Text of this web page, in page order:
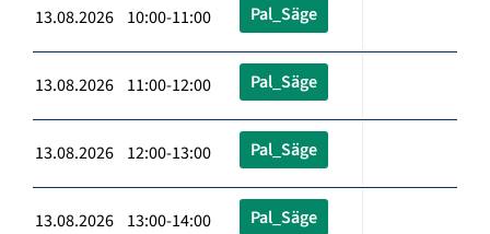
13.08.2026 10:00-11:00 Pal_Säge
13.08.2026 11:00-12:00 Pal_Säge
13.08.2026 12:00-13:00 Pal_Säge
13.08.2026 13:00-14:00 Pal_Säge